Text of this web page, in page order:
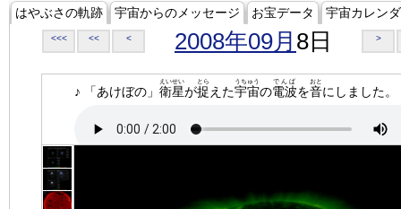
はやぶさの軌跡 宇宙からのメッセージ お宝データ 宇宙カレン
<<< << < 2008年09月 8日 >
♪ 「あけぼの」 衛星
えいせい
が捉
とら
えた宇宙
うちゅう
の電波
でんぱ
を音
おと
にしました。